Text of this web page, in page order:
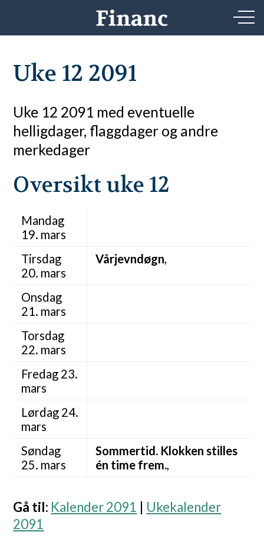
Uke 12 2091
Uke 12 2091 med eventuelle
helligdager, flaggdager og andre
merkedager
Oversikt uke 12
Mandag
19. mars
Tirsdag
20. mars
Vårjevndøgn,
Onsdag
21. mars
Torsdag
22. mars
Fredag 23.
mars
Lørdag 24.
mars
Søndag
25. mars
Sommertid. Klokken stilles
én time frem.,
Gå til: Kalender 2091
Ukekalender
2091